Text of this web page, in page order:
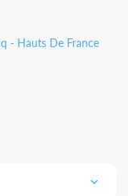
- Hauts De France